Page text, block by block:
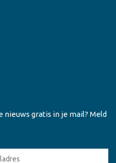
gratis in je mail? Meld